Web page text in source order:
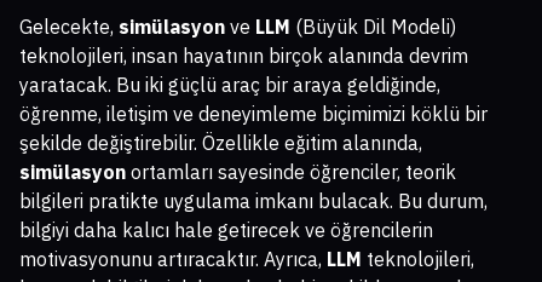
Gelecekte, simülasyon ve LLM (Büyük Dil Modeli)
teknolojileri, insan hayatının birçok alanında devrim
yaratacak. Bu iki güçlü araç bir araya geldiğinde,
öğrenme, iletişim ve deneyimleme biçimimizi köklü bir
şekilde değiştirebilir. Özellikle eğitim alanında,
simülasyon ortamları sayesinde öğrenciler, teorik
bilgileri pratikte uygulama imkanı bulacak. Bu durum,
bilgiyi daha kalıcı hale getirecek ve öğrencilerin
motivasyonunu artıracaktır. Ayrıca, LLM teknolojileri,